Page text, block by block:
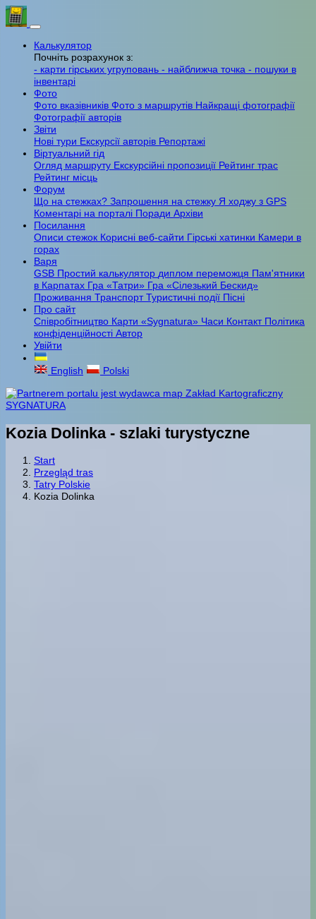
Калькулятор
Почніть розрахунок з:
- карти гірських угруповань - найближча точка - пошуки в
інвентарі
Фото
Фото вказівників Фото з маршрутів Найкращі фотографії
Фотографії авторів
Звіти
Нові тури Екскурсії авторів Репортажі
Віртуальний гід
Огляд маршруту Екскурсійні пропозиції Рейтинг трас
Рейтинг місць
Форум
Що на стежках? Запрошення на стежку Я ходжу з GPS
Коментарі на порталі Поради Архіви
Посилання
Описи стежок Корисні веб-сайти Гірські хатинки Камери в
горах
Варя
GSB Простий калькулятор диплом переможця Пам'ятники
в Карпатах Гра «Татри» Гра «Сілезький Бескид»
Проживання ТранспортТуристичні події Пісні
Про сайт
Співробітництво Карти «Sygnatura» Часи Контакт Політика
конфіденційності Автор
Увійти
English Polski
Kozia Dolinka - szlaki turystyczne
Start
Przegląd tras
Tatry Polskie
Kozia Dolinka